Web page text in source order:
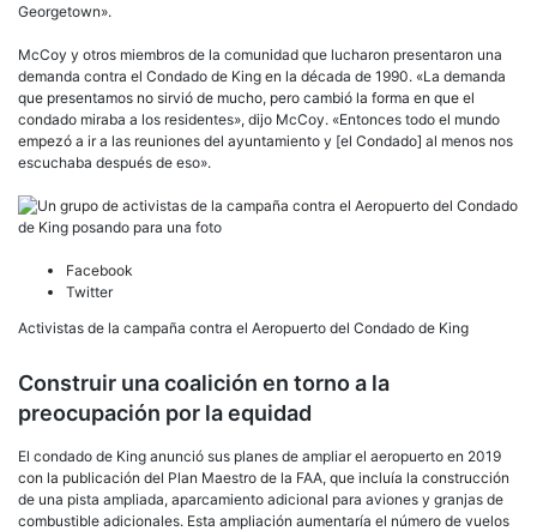
Georgetown».
McCoy y otros miembros de la comunidad que lucharon presentaron una
demanda contra el Condado de King en la década de 1990. «La demanda
que presentamos no sirvió de mucho, pero cambió la forma en que el
condado miraba a los residentes», dijo McCoy. «Entonces todo el mundo
empezó a ir a las reuniones del ayuntamiento y [el Condado] al menos nos
escuchaba después de eso».
Facebook
Twitter
Activistas de la campaña contra el Aeropuerto del Condado de King
Construir una coalición en torno a la
preocupación por la equidad
El condado de King anunció sus planes de ampliar el aeropuerto en 2019
con la publicación del Plan Maestro de la FAA, que incluía la construcción
de una pista ampliada, aparcamiento adicional para aviones y granjas de
combustible adicionales. Esta ampliación aumentaría el número de vuelos